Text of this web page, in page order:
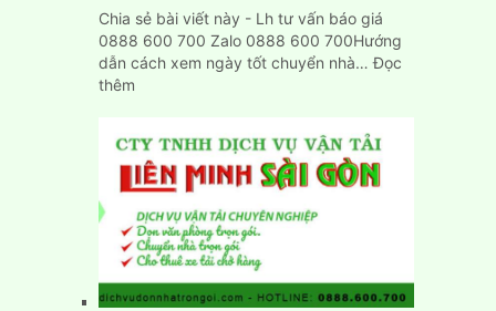
Chia sẻ bài viết này - Lh tư vấn báo giá
0888 600 700 Zalo 0888 600 700Hướng
dẫn cách xem ngày tốt chuyển nhà…Đọc
thêm:
tốt
chuyển
nhà
nhập
trạch
nhanh
chính
xác